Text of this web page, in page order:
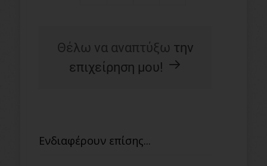
Θέλω να αναπτύξω την
επιχείρηση μου!
Ενδιαφέρουν επίσης...